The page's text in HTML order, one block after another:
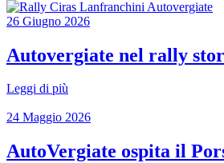
26 Giugno 2026
Autovergiate nel rally
Leggi di più
24 Maggio 2026
AutoVergiate ospita il